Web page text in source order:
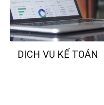
DỊCH VỤ KẾ TOÁN